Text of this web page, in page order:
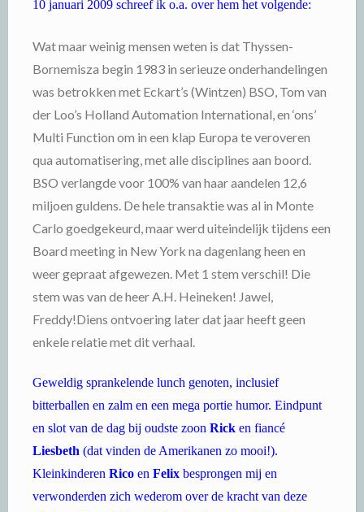
Wat maar weinig mensen weten is dat Thyssen-
was betrokken met Eckart’s (Wintzen) BSO, Tom van
der Loo’s Holland Automation International, en ‘ons’
Multi Function om in een klap Europa te veroveren
qua automatisering, met alle disciplines aan boord.
BSO verlangde voor 100% van haar aandelen 12,6
miljoen guldens. De hele transaktie was al in Monte
Carlo goedgekeurd, maar werd uiteindelijk tijdens een
Board meeting in New York na dagenlang heen en
weer gepraat afgewezen. Met 1 stem verschil!Die
stem was van de heer A.H. Heineken! Jawel,
Freddy!Diens ontvoering later dat jaar heeft geen
enkele relatie met dit verhaal.
Geweldig sprankelende lunch genoten, inclusief
en slot van de dag bij oudste zoonRick en fiancé
Liesbeth(dat vinden de Amerikanen zo mooi!).
KleinkinderenRicoenFelix besprongen mij en
verwonderden zich wederom over de kracht van deze
kloeke grijsaard (ahum). De dag kon natuurlijk niet meer
kapot na een combinatie van paling en HEMA worst. Het